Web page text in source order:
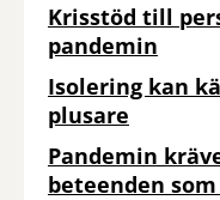
Krisstöd till
pandemin
Isolering kan
plusare
Pandemin
beteenden